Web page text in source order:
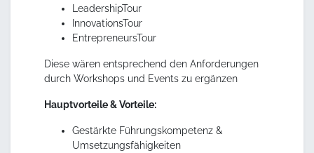
LeadershipTour
InnovationsTour
EntrepreneursTour
Diese wären entsprechend den Anforderungen
durch Workshops und Events zu ergänzen
Hauptvorteile & Vorteile:
Gestärkte Führungskompetenz &
Umsetzungsfähigkeiten